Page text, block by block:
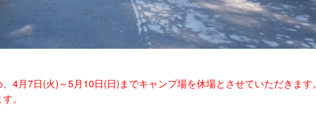
4月7日(火)～5月10日(日)までキャンプ場を休場とさせていただきます。
。